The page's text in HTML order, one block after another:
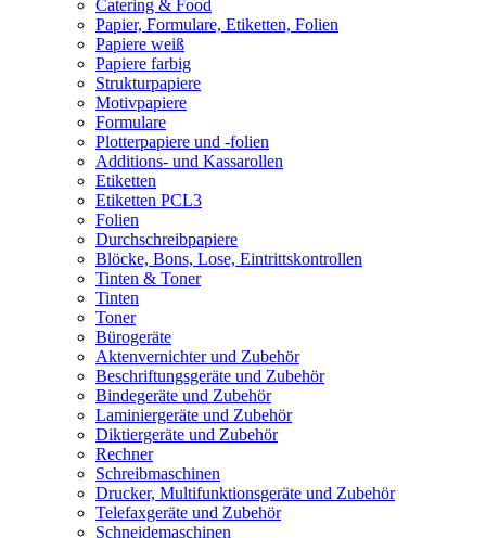
Catering & Food
Papier, Formulare, Etiketten, Folien
Papiere weiß
Papiere farbig
Strukturpapiere
Motivpapiere
Formulare
Plotterpapiere und -folien
Additions- und Kassarollen
Etiketten
Etiketten PCL3
Folien
Durchschreibpapiere
Blöcke, Bons, Lose, Eintrittskontrollen
Tinten & Toner
Tinten
Toner
Bürogeräte
Aktenvernichter und Zubehör
Beschriftungsgeräte und Zubehör
Bindegeräte und Zubehör
Laminiergeräte und Zubehör
Diktiergeräte und Zubehör
Rechner
Schreibmaschinen
Drucker, Multifunktionsgeräte und Zubehör
Telefaxgeräte und Zubehör
Schneidemaschinen